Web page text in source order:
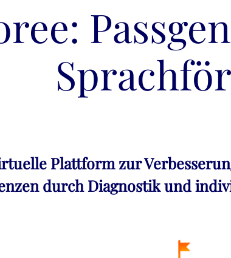
Plattform zur
durch Diagnostik und